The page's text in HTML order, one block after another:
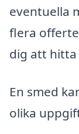
eventuella
flera
dig att
En smed
olika